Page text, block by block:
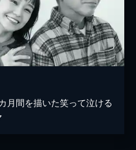
月間を描いた笑って泣ける